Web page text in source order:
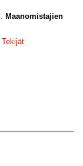
. Maanomistajien
Tekijät